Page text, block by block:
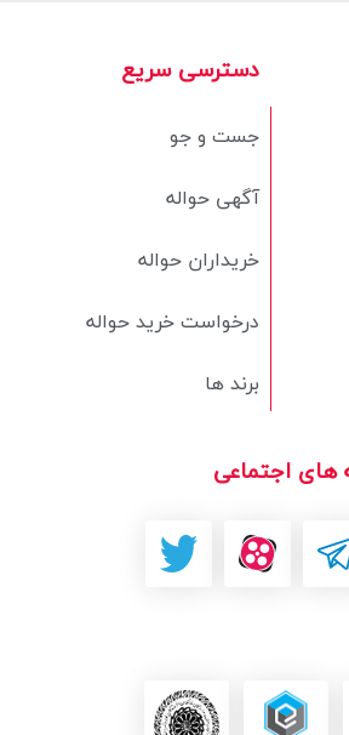
دسترسی سریع
جست و جو
آگهی حواله
خریداران حواله
درخواست خرید حواله
برند ها
های اجتماعی